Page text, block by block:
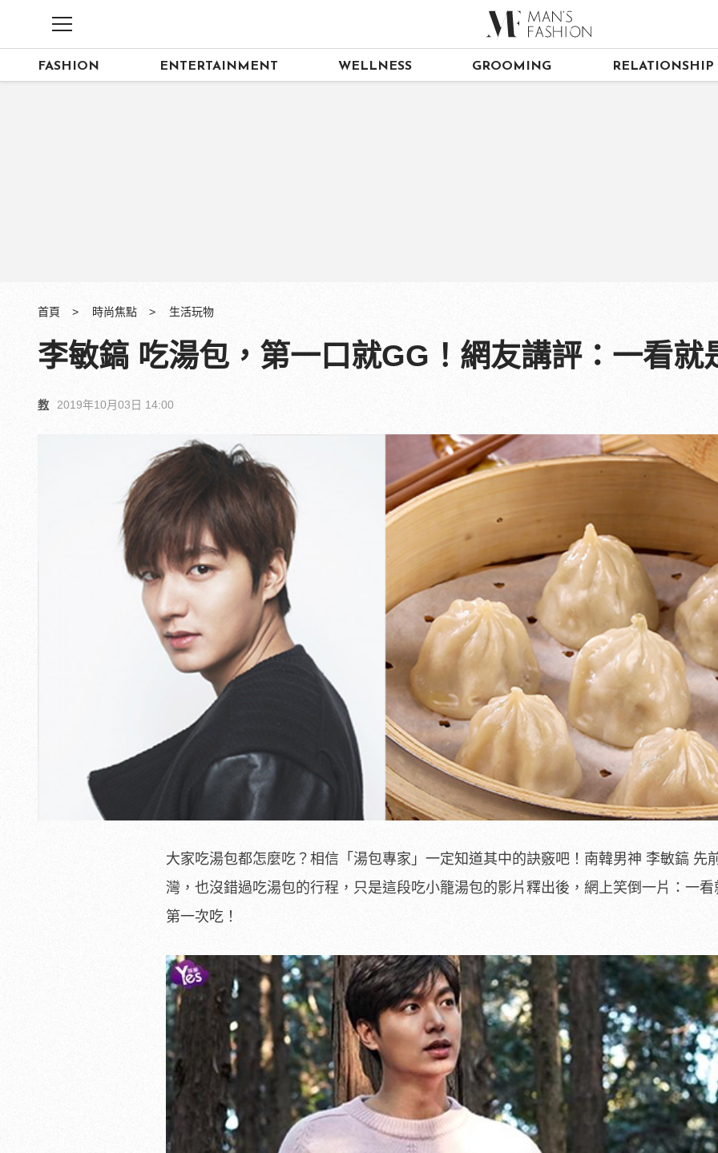
FASHION ENTERTAINMENT WELLNESS GROOMING RELATIONSHIP
首頁 時尚焦點 生活玩物
李敏鎬 吃湯包，第一口就GG！網友講評：一看就
教 2019年10月03日 14:00
大家吃湯包都怎麼吃？相信「湯包專家」一定知道其中的訣竅吧！南韓男神 李敏鎬 先
灣，也沒錯過吃湯包的行程，只是這段吃小籠湯包的影片釋出後，網上笑倒一片：一看
第一次吃！